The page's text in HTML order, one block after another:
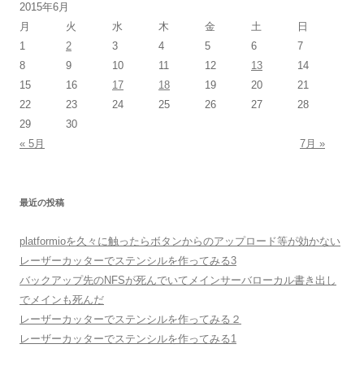
2015年6月
月
火 水 木 金 土
日
1
2 3 4 5 6
7
8
9 10 11 12 13
14
15
16 17 18 19 20
21
22
23 24 25 26 27
28
29
30
« 5月
7月 »
最近の投稿
platformioを久々に触ったらボタンからのアップロード等が効かない
レーザーカッターでステンシルを作ってみる3
バックアップ先のNFSが死んでいてメインサーバローカル書き出し
でメインも死んだ
レーザーカッターでステンシルを作ってみる２
レーザーカッターでステンシルを作ってみる1